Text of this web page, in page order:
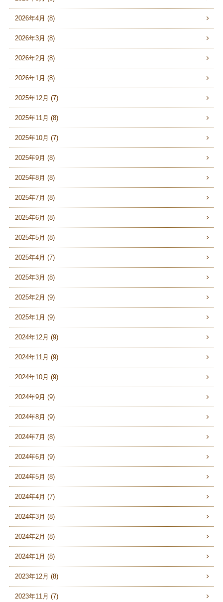
2026年4月 (8)
2026年3月 (8)
2026年2月 (8)
2026年1月 (8)
2025年12月 (7)
2025年11月 (8)
2025年10月 (7)
2025年9月 (8)
2025年8月 (8)
2025年7月 (8)
2025年6月 (8)
2025年5月 (8)
2025年4月 (7)
2025年3月 (8)
2025年2月 (9)
2025年1月 (9)
2024年12月 (9)
2024年11月 (9)
2024年10月 (9)
2024年9月 (9)
2024年8月 (9)
2024年7月 (8)
2024年6月 (9)
2024年5月 (8)
2024年4月 (7)
2024年3月 (8)
2024年2月 (8)
2024年1月 (8)
2023年12月 (8)
2023年11月 (7)